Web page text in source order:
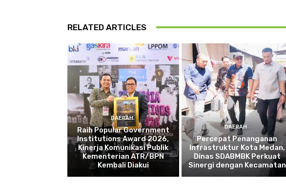
RELATED ARTICLES
DAERAH
Raih Popular Government
Institutions Award 2026,
Kinerja Komunikasi Publik
Kementerian ATR/BPN
Kembali Diakui
DAERAH
Percepat Penanganan
Infrastruktur Kota Medan,
Dinas SDABMBK Perkuat
Sinergi dengan Kecamatan